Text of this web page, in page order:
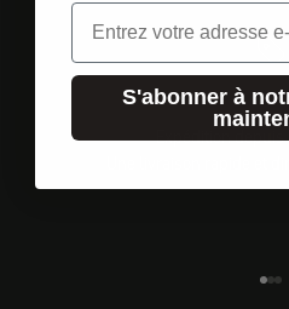
Expédition depuis
Email
S'abonner à